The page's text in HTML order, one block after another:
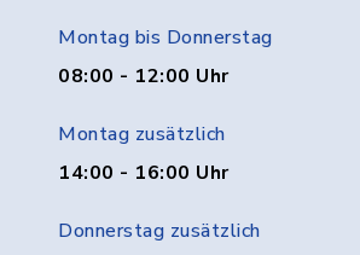
Montag bis Donnerstag
08:00 - 12:00 Uhr
Montag zusätzlich
14:00 - 16:00 Uhr
Donnerstag zusätzlich